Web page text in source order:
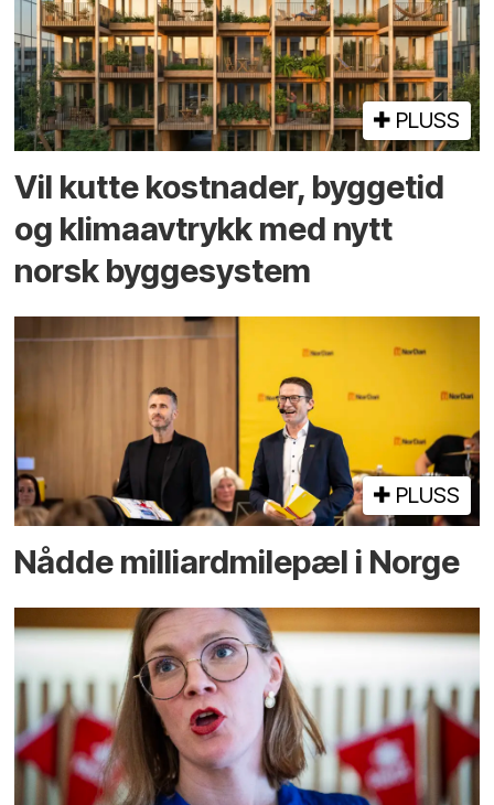
PLUSS
Vil kutte kostnader, byggetid
og klima­avtrykk med nytt
norsk bygge­system
PLUSS
Nådde milliard­­milepæl i Norge